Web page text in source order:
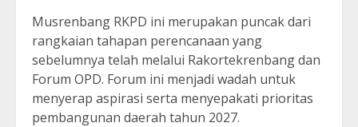
Musrenbang RKPD ini merupakan puncak dari
rangkaian tahapan perencanaan yang
sebelumnya telah melalui Rakortekrenbang dan
Forum OPD. Forum ini menjadi wadah untuk
menyerap aspirasi serta menyepakati prioritas
pembangunan daerah tahun 2027.